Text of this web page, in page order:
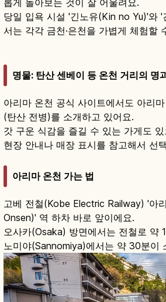
당일 입욕 시설 '긴노유(Kin no Yu)'와 '
서는 각각 금천·은천을 가볍게 체험할
명물: 탄산 센베이 등 온천 거리의 명
아리마 온천 공식 사이트에서도 아리
(탄산 전병)를 소개하고 있어요.
갓 구운 식감을 즐길 수 있는 가게도
현장 안내나 매장 표시를 참고해서 선
아리마 온천 가는 법
고베 전철(Kobe Electric Railway) '아
Onsen)' 역 하차 바로 앞이에요.
오사카(Osaka) 방면에서는 전철로 약
노미야(Sannomiya)에서는 약 30분이